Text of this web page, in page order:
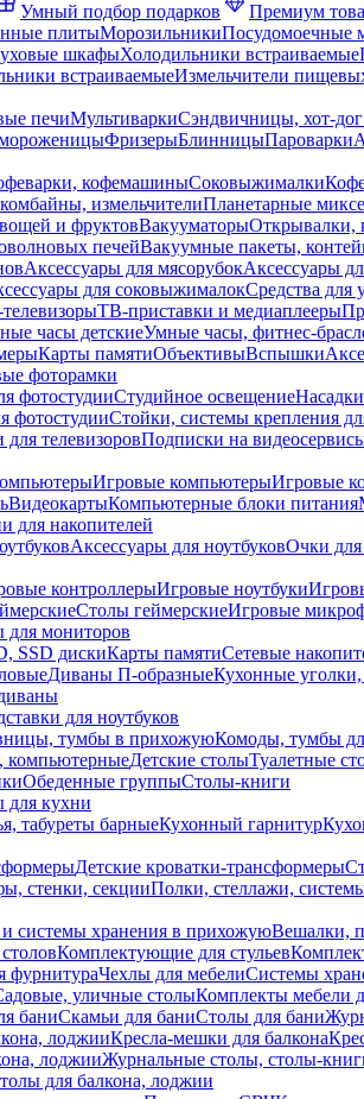
Умный подбор подарков
Премиум
плитыМорозильникиПосудомоечные
шкафыХолодильники встраиваемые
встраиваемыеИзмельчители
печиМультиваркиСэндвичницы, хот-
ФризерыБлинницыПароварки
кофемашиныСоковыжималки
измельчителиПланетарные
и фруктовВакууматорыОткрывалки,
печейВакуумные пакеты,
Аксессуары для мясорубокАксессуары
для соковыжималокСредства для
ТВ-приставки и медиаплееры
часы детскиеУмные часы, фитнес-
Карты памятиОбъективыВспышки
фоторамки
фотостудииСтудийное освещение
фотостудииСтойки, системы крепления
для телевизоровПодписки на
Игровые компьютерыИгровые
ВидеокартыКомпьютерные блоки питания
для накопителей
Аксессуары для ноутбуковОчки
контроллерыИгровые ноутбуки
Столы геймерскиеИгровые
мониторов
SSD дискиКарты памятиСетевые
Диваны П-образныеКухонные
для ноутбуков
тумбы в прихожуюКомоды, тумбы
компьютерныеДетские столыТуалетные
Обеденные группыСтолы-книги
кухни
табуреты барныеКухонный гарнитур
Детские кроватки-трансформеры
стенки, секцииПолки, стеллажи,
системы хранения в прихожуюВешалки,
Комплектующие для стульев
фурнитураЧехлы для мебелиСистемы
уличные столыКомплекты мебели
баниСкамьи для баниСтолы для бани
лоджииКресла-мешки для балкона
лоджииЖурнальные столы, столы-
для балкона, лоджии